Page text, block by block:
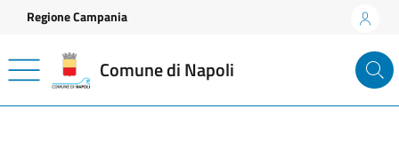
Vai ai contenuti
Vai al footer
Regione Campania
Comune di Napoli